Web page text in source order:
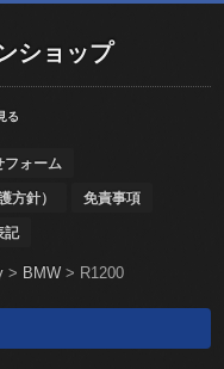
ョップ
る
フォーム
方針） 免責事項
記
> BMW > R1200